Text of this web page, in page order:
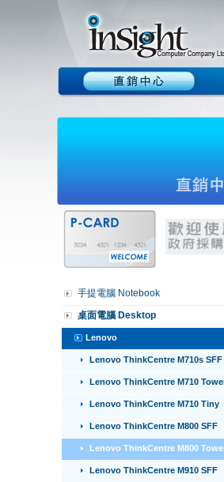
手提電腦 Notebook
桌面電腦 Desktop
Lenovo
Lenovo ThinkCentre M710s SFF
Lenovo ThinkCentre M710
Lenovo ThinkCentre M710 Tiny
Lenovo ThinkCentre M800 SFF
Lenovo ThinkCentre M800
Lenovo ThinkCentre M910 SFF